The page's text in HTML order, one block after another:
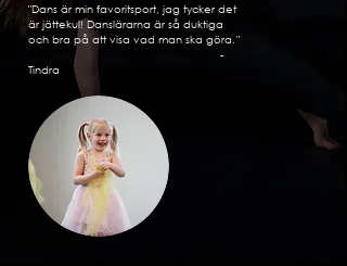
"Dans är min favoritsport, jag tycker det
är jättekul! Danslärarna är så duktiga
och bra på att visa vad man ska göra.”
-
Tindra